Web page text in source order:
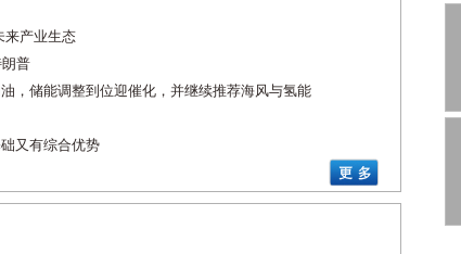
来产业生态
普
，储能调整到位迎催化，并继续推荐海风与氢能
又有综合优势